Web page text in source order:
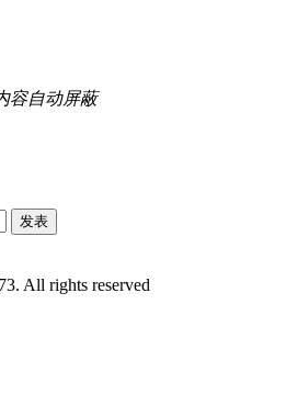
容自动屏蔽
发表
All rights reserved